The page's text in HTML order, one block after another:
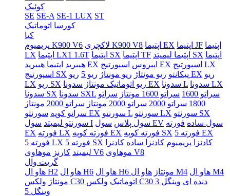
کوئیک
SE SE-A SE-1 LUX ST
کورسا اتوماتیک
کیا
پریمیوم K900 V6
لاکچری K900 V8 اپتیما EX اپتیما JF اپتیما
LX
اپتیما LX1 1.6T اپتیما SX اپتیما TF اپتیما لیمیتد SX اپتیما
هیبرید اپتیما هیبرید EX اپیروس اسپورتیج EX
اسپورتیج LX
اسپورتیج SX
پیکانتو ریو مونتاژ ریو مونتاژ ریو 5 ریو EX ریو
LX
ریو SX ریو اتوماتیک مونتاژ سدونا EX سدونا L
سدونا LX
سدونا SX
سدونا SXL سراتو 1600 سراتو 1600 مونتاژ
سراتو
1800 سراتو 2000 سراتو 2000 مونتاژ
سراتو 2000 مونتاژ
سراتو کوپه سورنتو EX سورنتو L سورنتو LX
سورنتو SX
سورنتو لیمیتد سول I سول پلاس سول EV سول ساده فورته
EX
فورته LX فورته کوپه EX فورته کوپه SX
فورته 5 EX
فورته 5 LX
فورته 5 SX کادنزا پریمیوم کادنزا ساده کادنزا
لیمیتد کارنز موهاوی V6
موهاوی V8
گریت وال
هاو ال H2
هاو ال H6 هاو ال H6 مونتاژ هاو ال M4 هاو ال M4
مونتاژ
ولکس C30 اتوماتیک ولکس C30 دنده ای وینگل 3
وینگل 5